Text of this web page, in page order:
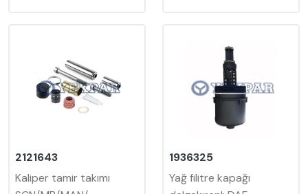
2121643
Kaliper tamir takımı
1936325
Yağ filitre kapağı